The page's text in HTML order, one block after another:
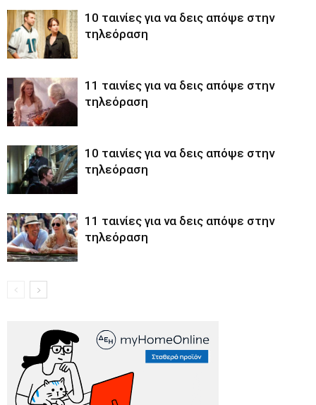
10 ταινίες για να δεις απόψε στην
τηλεόραση
11 ταινίες για να δεις απόψε στην
τηλεόραση
10 ταινίες για να δεις απόψε στην
τηλεόραση
11 ταινίες για να δεις απόψε στην
τηλεόραση